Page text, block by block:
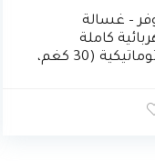
– غسالة
كاملة
اوتوماتيكية (30 كغم،